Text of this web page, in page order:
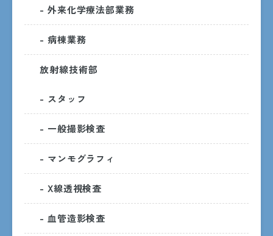
- 外来化学療法部業務
- 病棟業務
放射線技術部
- スタッフ
- 一般撮影検査
- マンモグラフィ
- X線透視検査
- 血管造影検査
〒890-8760 鹿児島市上荒田町37番1号
交通アクセス